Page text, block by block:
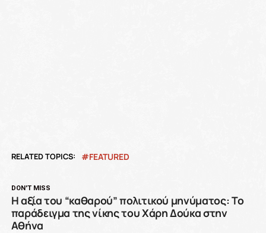
RELATED TOPICS: FEATURED
DON'T MISS
Η αξία του “καθαρού” πολιτικού μηνύματος: Το
παράδειγμα της νίκης του Χάρη Δούκα στην
Αθήνα